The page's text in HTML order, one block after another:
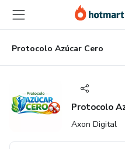
principal
página
de
página
Protocolo Azúcar Cero
Protocolo
Axon Digital